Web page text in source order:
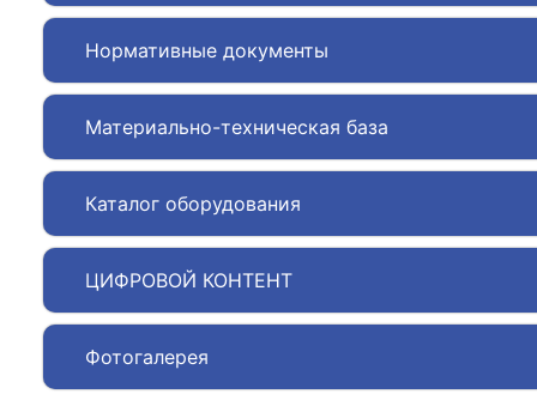
Нормативные документы
Материально-техническая база
Каталог оборудования
ЦИФРОВОЙ КОНТЕНТ
Фотогалерея